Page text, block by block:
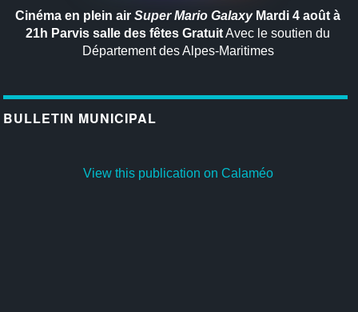
Cinéma en plein air Super Mario GalaxyMardi 4 août à
21h Parvis salle des fêtes GratuitAvec le soutien du
Département des Alpes-Maritimes
BULLETIN MUNICIPAL
View this publication on Calaméo